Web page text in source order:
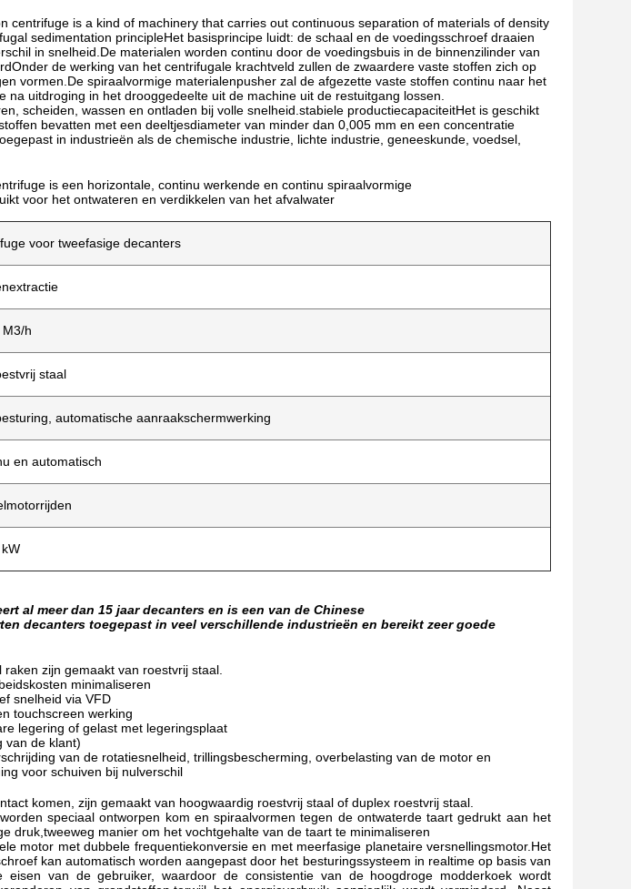
centrifuge is a kind of machinery that carries out continuous separation of materials of density
sedimentation principleHet basisprincipe luidt: de schaal en de voedingsschroef draaien
in snelheid.De materialen worden continu door de voedingsbuis in de binnenzilinder van
de werking van het centrifugale krachtveld zullen de zwaardere vaste stoffen zich op
vormen.De spiraalvormige materialenpusher zal de afgezette vaste stoffen continu naar het
na uitdroging in het drooggedeelte uit de machine uit de restuitgang lossen.
scheiden, wassen en ontladen bij volle snelheid.stabiele productiecapaciteitHet is geschikt
bevatten met een deeltjesdiameter van minder dan 0,005 mm en een concentratie
in industrieën als de chemische industrie, lichte industrie, geneeskunde, voedsel,
is een horizontale, continu werkende en continu spiraalvormige
voor het ontwateren en verdikkelen van het afvalwater
voor tweefasige decanters
h
staal
automatische aanraakschermwerking
en automatisch
al meer dan 15 jaar decanters en is een van de Chinese
decanters toegepast in veel verschillende industrieën en bereikt zeer goede
zijn gemaakt van roestvrij staal.
minimaliseren
snelheid via VFD
touchscreen werking
legering of gelast met legeringsplaat
van de klant)
van de rotatiesnelheid, trillingsbescherming, overbelasting van de motor en
voor schuiven bij nulverschil
komen, zijn gemaakt van hoogwaardig roestvrij staal of duplex roestvrij staal.
speciaal ontworpen kom en spiraalvormen tegen de ontwaterde taart gedrukt aan het
druk,tweeweg manier om het vochtgehalte van de taart te minimaliseren
motor met dubbele frequentiekonversie en met meerfasige planetaire versnellingsmotor.Het
kan automatisch worden aangepast door het besturingssysteem in realtime op basis van
van de gebruiker, waardoor de consistentie van de hoogdroge modderkoek wordt